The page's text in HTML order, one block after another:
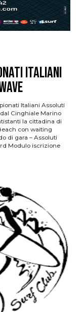
Italiani
Italiani Assoluti
Cinghiale Marino
la cittadina di
con waiting
di gara – Assoluti
Modulo iscrizione